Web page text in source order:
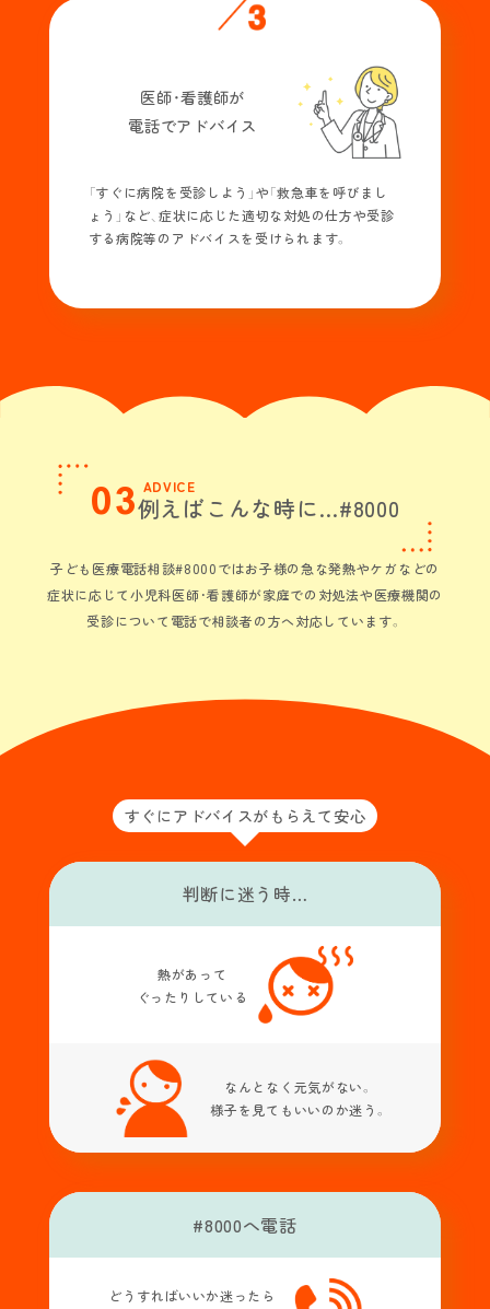
医師・看護師が
電話でアドバイス
「すぐに病院を受診しよう」や「救急車を呼びまし
ょう」など、症状に応じた適切な対処の仕方や受診
する病院等のアドバイスを受けられます。
03 ADVICE
例えばこんな時に…#8000
子ども医療電話相談#8000ではお子様の急な発熱やケガなどの
症状に応じて小児科医師・看護師が家庭での対処法や医療機関の
受診について電話で相談者の方へ対応しています。
すぐにアドバイスがもらえて安心
判断に迷う時…
熱があって
ぐったりしている
なんとなく元気がない。
様子を見てもいいのか迷う。
#8000へ電話
どうすればいいか迷ったら